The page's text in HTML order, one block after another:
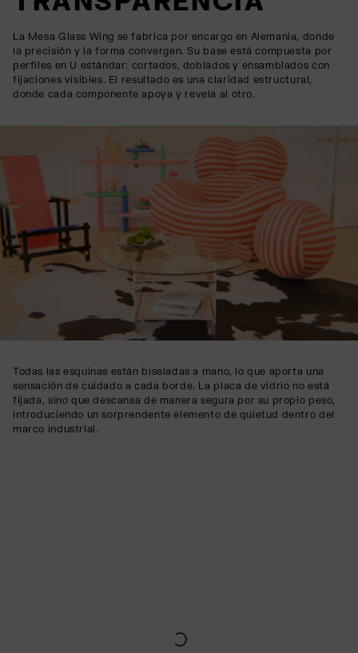
La Mesa Glass Wing se fabrica por encargo en Alemania, donde
la precisión y la forma convergen. Su base está compuesta por
perfiles en U estándar: cortados, doblados y ensamblados con
fijaciones visibles. El resultado es una claridad estructural,
donde cada componente apoya y revela al otro.
Todas las esquinas están biseladas a mano, lo que aporta una
sensación de cuidado a cada borde. La placa de vidrio no está
fijada, sino que descansa de manera segura por su propio peso,
introduciendo un sorprendente elemento de quietud dentro del
marco industrial.